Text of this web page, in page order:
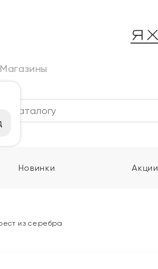
Магазины
Новинки Акции
из серебра